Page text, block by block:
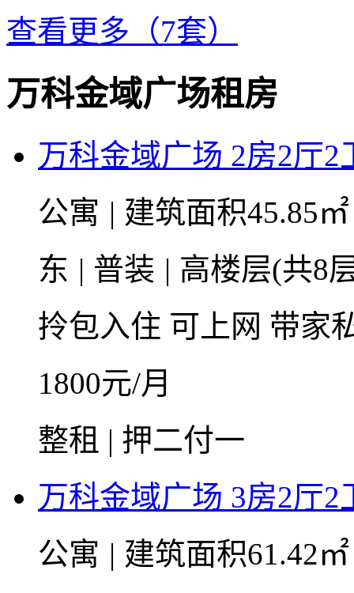
查看更多（7套）
万科金域广场租房
万科金域广场 2房2厅2
公寓 | 建筑面积45.85
东 | 普装 | 高楼层(共8
拎包入住 可上网 带家
1800元/月
整租 | 押二付一
万科金域广场 3房2厅2
公寓 | 建筑面积61.42